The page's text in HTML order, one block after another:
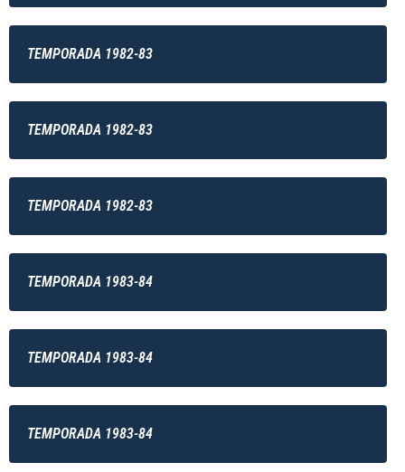
TEMPORADA 1982-83
TEMPORADA 1982-83
TEMPORADA 1982-83
TEMPORADA 1983-84
TEMPORADA 1983-84
TEMPORADA 1983-84